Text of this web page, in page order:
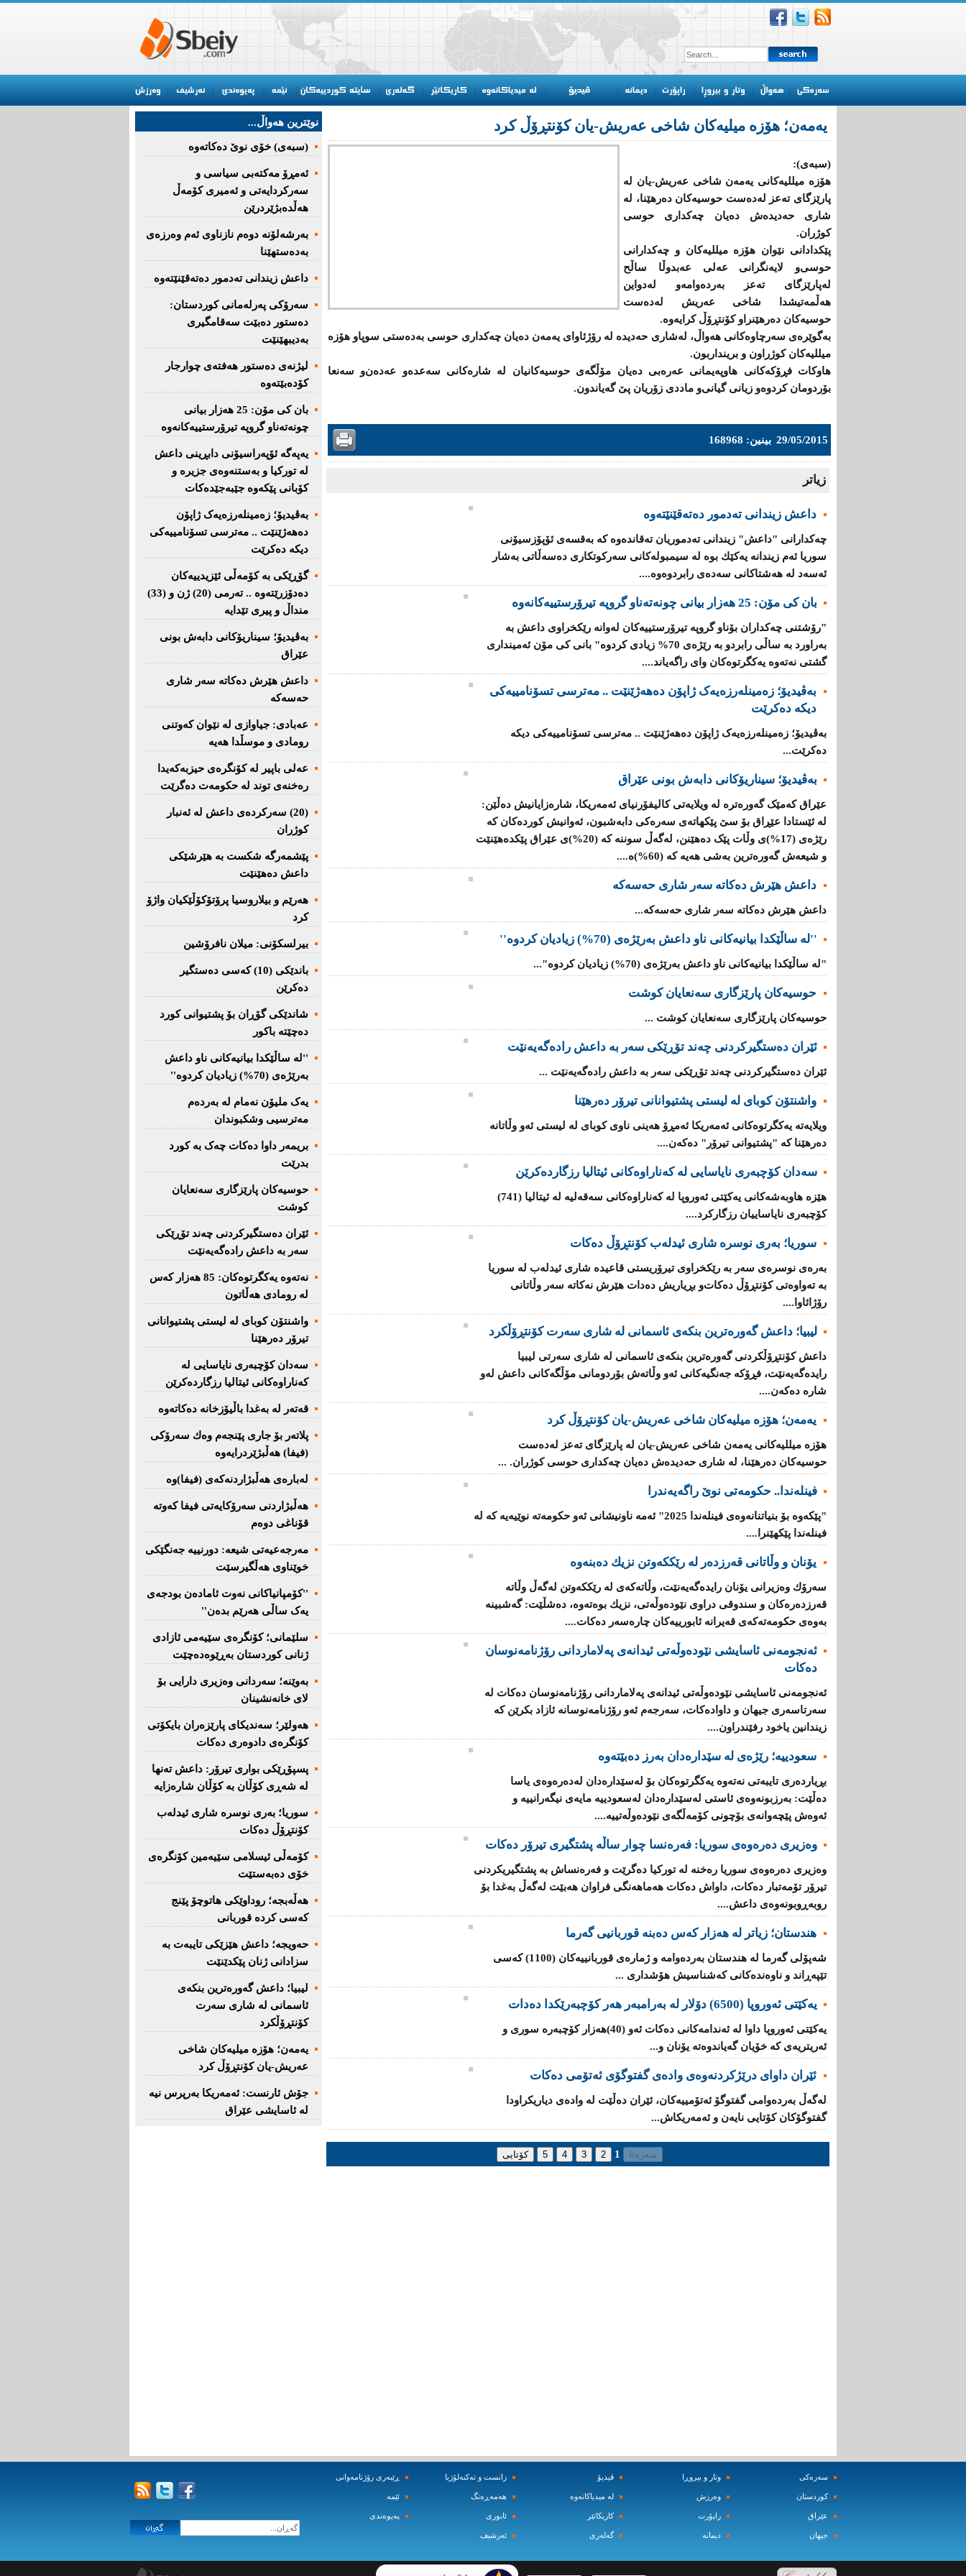
یەمەن؛ هۆزە میلیەكان شاخی عەریش-یان كۆنتڕۆڵ كرد
(سبەی):
هۆزە میللیەكانی یەمەن شاخی عەریش-یان لە
پارێزگای تەعز لەدەست حوسیەكان دەرهێنا، لە
شاری حەدیدەش دەیان چەكداری حوسی
كوژران.
پێكدادانی نێوان هۆزە میللیەكان ‌و چەكدارانی
حوسی‌و لایەنگرانی عەلی عەبدوڵا ساڵح
لەپارێزگای تەعز بەردەوامە‌و لەدواین
هەڵمەتیشدا شاخی عەریش لەدەست
حوسیەكان دەرهێنرا‌و كۆنتڕۆڵ كرایەوە.
بەگوێرەی سەرچاوەكانی هەواڵ، لەشاری حەدیدە لە رۆژئاوای یەمەن دەیان چەكداری حوسی بەدەستی سوپا‌و هۆزە
میللیەكان كوژراون‌ و برینداربون.
هاوكات فڕۆكەكانی هاوپەیمانی عەرەبی دەیان مۆڵگەی حوسیەكانیان لە شارەكانی سەعدە‌و عەدەن‌و سەنعا
بۆردومان كردوەو زیانی گیانی‌و ماددی زۆریان پێ گەیاندون.
29/05/2015 بینین: 168968
زیاتر
داعش زیندانی تەدمور دەتەقێنێتەوە
چەكدارانی "داعش" زیندانی تەدموریان تەقاندەوە كە بەقسەی ئۆپۆزسیۆنی
سوریا ئەم زیندانە یەكێك بوە لە سیمبولەكانی سەركوتكاری دەسەڵاتی بەشار
ئەسەد لە هەشتاكانی سەدەی رابردوەوە....
بان كی مۆن: 25 هەزار بیانی چونەتەناو گروپە تیرۆرستییەكانەوە
"رۆشتنی چەكداران بۆناو گروپە تیرۆرستییەكان لەوانە رێكخراوی داعش بە
بەراورد بە ساڵی رابردو بە رێژەی 70% زیادی كردوە" بانی كی مۆن ئەمینداری
گشتی نەتەوە یەكگرتوەكان وای راگەیاند....
بەڤیدیۆ؛ زەمینلەرزەیەک ژاپۆن دەهەژێنێت .. مەترسی تسۆنامییەکی
دیکە دەکرێت
بەڤیدیۆ؛ زەمینلەرزەیەک ژاپۆن دەهەژێنێت .. مەترسی تسۆنامییەکی دیکە
دەکرێت...
بەڤیدیۆ؛ سیناریۆکانی دابەش بونی عێراق
عێراق کەمێک گەورەترە لە ویلایەتی کالیفۆرنیای ئەمەریکا، شارەزایانیش دەڵێن:
لە ئێستادا عێڕاق بۆ سێ پێکهاتەی سەرەکی دابەشبون، ئەوانیش کوردەکان کە
رێژەی (17%)ی وڵات پێک دەهێنن، لەگەڵ سوننە کە (20%)ی عێراق پێکدەهێنێت
و شیعەش گەورەترین بەشی هەیە کە (60%)ە....
داعش هێرش دەکاتە سەر شاری حەسەکە
داعش هێرش دەکاتە سەر شاری حەسەکە...
''لە ساڵێکدا بیانیه‌كانی ناو داعش بەرێژەى (70%) زیادیان کردوە''
"لە ساڵێکدا بیانیه‌كانی ناو داعش بەرێژەى (70%) زیادیان کردوە"...
حوسیەکان پارێزگارى سەنعایان کوشت
حوسیەکان پارێزگارى سەنعایان کوشت ...
ئێران دەستگیرکردنى چه‌ند تۆڕێكی‌ سه‌ر به‌ داعش رادەگەیەنێت
ئێران دەستگیرکردنى چه‌ند تۆڕێكی‌ سه‌ر به‌ داعش رادەگەیەنێت ...
واشنتۆن كوبای لە لیستی پشتیوانانی تیرۆر دەرهێنا
ویلایەتە یەكگرتوەكانی ئەمەریكا ئەمڕۆ هەینی ناوی كوبای لە لیستی ئەو وڵاتانە
دەرهێنا كە "پشتیوانی تیرۆر" دەكەن....
سەدان كۆچبەری نایاسایی لە كەناراوەكانی ئیتالیا رزگاردەكرێن
هێزە هاوبەشەكانی یەكێتی ئەوروپا لە كەناراوەكانی سەقەلیە لە ئیتالیا (741)
كۆچبەری نایاساییان رزگاركرد....
سوریا؛ بەری نوسرە شاری ئیدلەب كۆنتڕۆڵ دەكات
بەرەی نوسرەی سەر بە رێكخراوی تیرۆریستی قاعیدە شاری ئیدلەب لە سوریا
بە تەواوەتی كۆنتڕۆڵ دەكات‌و بڕیاریش دەدات هێرش نەكاتە سەر وڵاتانی
رۆژائاوا....
لیبیا؛ داعش گەورەترین بنكەی ئاسمانی لە شاری سەرت کۆنتڕۆڵکرد
داعش كۆنتڕۆڵکردنی گەورەترین بنكەی ئاسمانی لە شاری سەرتی لیبیا
رایدەگەیەنێت، فڕۆكە جەنگیەكانی ئەو وڵاتەش بۆردومانی مۆڵگەكانی داعش لەو
شارە دەكەن....
یەمەن؛ هۆزە میلیەكان شاخی عەریش-یان كۆنتڕۆڵ كرد
هۆزە میللیەكانی یەمەن شاخی عەریش-یان لە پارێزگای تەعز لەدەست
حوسیەكان دەرهێنا، لە شاری حەدیدەش دەیان چەكداری حوسی كوژران. ...
فینلەندا.. حكومەتی نوێ راگەیەندرا
"پێكەوە بۆ بنیاتنانەوەی فینلەندا 2025" ئەمە ناونیشانی ئەو حكومەتە نوێیەیە كە لە
فینلەندا پێكهێنرا....
یۆنان‌ و وڵاتانی‌ قه‌رزده‌ر له‌ رێککەوتن نزیك ده‌بنه‌وه‌
سه‌رۆك وه‌زیرانی‌ یۆنان رایده‌گه‌یه‌نێت، وڵاته‌كه‌ی‌ له‌ رێکكه‌وتن له‌گه‌ڵ وڵاته‌
قه‌رزده‌ره‌كان‌ و سندوقی‌ دراوی‌ نێوده‌وڵه‌تی، نزیك بوه‌ته‌وه‌، ده‌شڵێت: گه‌شبینه‌
به‌وه‌ی‌ حكومه‌ته‌كه‌ی‌ قه‌یرانه‌ ئابورییه‌كان چاره‌سه‌ر ده‌كات....
ئه‌نجومه‌نی ئاسایشی نێوده‌وڵه‌تی ئیدانه‌ی په‌لاماردانی رۆژنامه‌نوسان
ده‌كات
ئه‌نجومه‌نی ئاسایشی نێوده‌وڵه‌تی ئیدانه‌ی په‌لاماردانی رۆژنامه‌نوسان ده‌كات له‌
سه‌رتاسه‌ری جیهان و داواده‌كات، سه‌رجه‌م ئه‌و رۆژنامه‌نوسانه‌ ئازاد بكرێن كه‌
زیندانین یاخود رفێندراون....
سعودییە؛ رێژەی لە سێدارەدان بەرز دەبێتەوە
بڕیارده‌ری تایبه‌تی نه‌ته‌وه‌ یه‌كگرتوه‌كان بۆ له‌سێداره‌دان له‌ده‌ره‌وه‌ی یاسا
ده‌ڵێت: به‌رزبونه‌وه‌ی ئاستی له‌سێداره‌دان له‌سعودییه‌ مایه‌ی نیگه‌رانییه‌ و
ئه‌وه‌ش پێچه‌وانه‌ی بۆچونی كۆمه‌ڵگه‌ی‌ نێوده‌وڵه‌تییه‌....
وەزیری دەرەوەی سوریا: فه‌ره‌نسا چوار ساڵه‌ پشتگیری تیرۆر ده‌كات
وه‌زیری ده‌ره‌وه‌ی سوریا ره‌خنه‌ له‌ توركیا ده‌گرێت و فه‌ره‌نساش به‌ پشتگیریكردنی
تیرۆر تۆمه‌تبار ده‌كات، داواش ده‌كات هه‌ماهه‌نگی فراوان هه‌بێت له‌گه‌ڵ به‌غدا بۆ
روبه‌ڕوبونه‌وه‌ی داعش....
هندستان؛ زیاتر لە هەزار کەس دەبنە قوربانیی گەرما
شه‌پۆلی‌ گه‌رما له‌ هندستان به‌رده‌وامه‌ و ژماره‌ی‌ قوربانییه‌كان (1100) کەسی
تێپه‌ڕاند و ناوه‌نده‌كانی‌ كه‌شناسیش هۆشداری‌ ...
یه‌كێتی‌ ئه‌وروپا (6500) دۆلار له‌ به‌رامبه‌ر هه‌ر كۆچبه‌رێكدا ده‌دات
یه‌كێتی‌ ئه‌وروپا داوا له‌ ئه‌ندامه‌كانی‌ ده‌كات ئه‌و (40)هه‌زار كۆچبه‌ره‌ سوری‌ و
ئه‌ریتریه‌ی‌ کە خۆیان گه‌یاندوه‌ته‌ یۆنان و...
ئێران داوای‌ درێژكردنه‌وه‌ی‌ واده‌ی‌ گفتوگۆی ئەتۆمی ده‌كات
له‌گه‌ڵ به‌رده‌وامی‌ گفتوگۆ ئه‌تۆمییه‌كان، ئێران ده‌ڵێت له‌ واده‌ی‌ دیاریكراودا
گفتوگۆكان كۆتایی‌ نایه‌ن و ئەمەریکاش...
1
نوێترین هه‌واڵ...
(سبەى) خۆى نوێ دەکاتەوە
ئه‌مڕۆ مه‌كته‌بی‌ سیاسی‌ و
سه‌ركردایه‌تی‌ و ئه‌میری‌ كۆمه‌ڵ
هەڵدەبژێردرێن
به‌رشه‌لۆنه‌ دوه‌م نازناوی ئه‌م وه‌رزه‌ی
به‌ده‌ستهێنا
داعش زیندانی تەدمور دەتەقێنێتەوە
سەرۆكی پەرلەمانی كوردستان:
دەستور دەبێت سەقامگیری
بەدیبهێنێت
لیژنەی دەستور هەفتەی چوارجار
كۆدەبێتەوە
بان كی مۆن: 25 هەزار بیانی
چونەتەناو گروپە تیرۆرستییەكانەوە
یەپەگە ئۆپەراسیۆنی دابڕینی داعش
لە تورکیا و بەستنەوەی جزیرە و
کۆبانی پێکەوە جێبەجێدەکات
بەڤیدیۆ؛ زەمینلەرزەیەک ژاپۆن
دەهەژێنێت .. مەترسی تسۆنامییەکی
دیکە دەکرێت
گۆڕێکی بە کۆمەڵی ئێزیدییەکان
دەدۆزرێتەوە .. تەرمی (20) ژن و (33)
منداڵ و پیری تێدایە
بەڤیدیۆ؛ سیناریۆکانی دابەش بونی
عێراق
داعش هێرش دەکاتە سەر شاری
حەسەکە
عه‌بادی: جیاوازی له‌ نێوان کەوتنی
رومادی و موسڵدا هه‌یه‌
عەلی باپیر لە کۆنگرەی حیزبەکەیدا
رەخنەی توند لە حکومەت دەگرێت
(20) سه‌ركرده‌ی داعش لە ئەنبار
کوژران
پێشمەرگە شكست بە هێرشێكی
داعش دەهێنێت
هەرێم و بیلاروسیا پرۆتۆکۆڵێکیان واژۆ
کرد
بیرلسكۆنی: میلان نافرۆشین
باندێکی (10) کەسى دەستگیر
دەکرێن
شاندێکى گۆڕان بۆ پشتیوانی کورد
دەچێتە باکور
''لە ساڵێکدا بیانیه‌كانی ناو داعش
بەرێژەى (70%) زیادیان کردوە''
یەک ملیۆن نەمام لە بەردەم
مەترسیی وشکبوندان
بریمه‌ر داوا دەکات چەک بە کورد
بدرێت
حوسیەکان پارێزگارى سەنعایان
کوشت
ئێران دەستگیرکردنى چه‌ند تۆڕێكی‌
سه‌ر به‌ داعش رادەگەیەنێت
نەتەوە یەكگرتوەكان: 85 هەزار كەس
لە رومادی هەڵاتون
واشنتۆن كوبای لە لیستی پشتیوانانی
تیرۆر دەرهێنا
سەدان كۆچبەری نایاسایی لە
كەناراوەكانی ئیتالیا رزگاردەكرێن
قەتەر لە بەغدا باڵیۆزخانە دەكاتەوە
پلاتەر بۆ جاری پێنجەم وەك سەرۆكی
(فیفا) هەڵبژێردرایەوە
لەبارەی هەڵبژاردنەكەی (فیفا)وە
هەڵبژاردنی سەرۆكایەتی فیفا كەوتە
قۆناغی دوەم
مەرجەعیەتی شیعە: دورنییە جەنگێكی
خوێناوی هەڵگیرسێت
''کۆمپانیاکانی نەوت ئامادەن بودجەی
یەک ساڵی هەرێم بدەن''
سلێمانی؛ كۆنگرەی سێیەمی ئازادی
ژنانی كوردستان بەڕێوەدەچێت
بەوێنە؛ سەردانی وەزیری دارایی بۆ
لای خانەنشینان
هەولێر؛ سەندیكای پارێزەران بایكۆتی
كۆنگرەی دادوەری دەكات
پسپۆڕێكی بواری تیرۆر: داعش تەنها
لە شەڕی كۆڵان بە كۆڵان شارەزایە
سوریا؛ بەری نوسرە شاری ئیدلەب
كۆنتڕۆڵ دەكات
كۆمەڵی ئیسلامی سێیەمین كۆنگرەی
خۆی دەبەستێت
هەڵەبجە؛ روداوێکی هاتوچۆ پێنج
کەسی کردە قوربانی
حەویجە؛ داعش هێزێكی تایبەت بە
سزادانی ژنان پێكدێنێت
لیبیا؛ داعش گەورەترین بنكەی
ئاسمانی لە شاری سەرت
کۆنتڕۆڵکرد
یەمەن؛ هۆزە میلیەكان شاخی
عەریش-یان كۆنتڕۆڵ كرد
جۆش ئارنست: ئەمەریكا بەرپرس نیە
لە ئاسایشی عێراق
سه‌ره‌کی
کوردستان
عێراق
جیهان
وتار و بیروڕا
وه‌رزش‌
راپۆرت
دیمانه‌
ڤیدیۆ
له‌ میدیاکانه‌وه‌
کاریکاتێر
گه‌له‌ری
زانست و ته‌کنه‌لۆژیا
هه‌مه‌ڕه‌نگ
ئابوری
ئه‌رشیف
ڕێبه‌ری رۆژنامه‌وانی
ئێمه‌
په‌یوه‌ندی